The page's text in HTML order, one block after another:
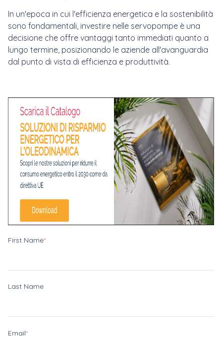
In un'epoca in cui l'efficienza energetica e la sostenibilità
sono fondamentali, investire nelle servopompe è una
decisione che offre vantaggi tanto immediati quanto a
lungo termine, posizionando le aziende all'avanguardia
dal punto di vista di efficienza e produttività.
First Name*
Last Name
Email*